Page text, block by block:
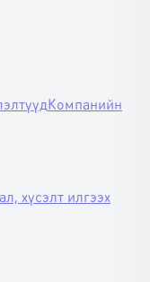
Компанийн
хүсэлт илгээх